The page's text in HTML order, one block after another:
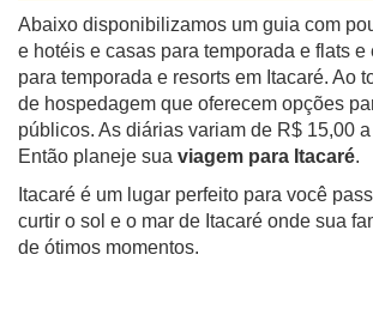
Abaixo disponibilizamos um guia com
e hotéis e casas para temporada e flats e
para temporada e resorts em Itacaré. Ao
de hospedagem que oferecem opções
públicos. As diárias variam de R$ 15,00
Então planeje sua viagem para Itacaré.
Itacaré é um lugar perfeito para você
curtir o sol e o mar de Itacaré onde sua
de ótimos momentos.